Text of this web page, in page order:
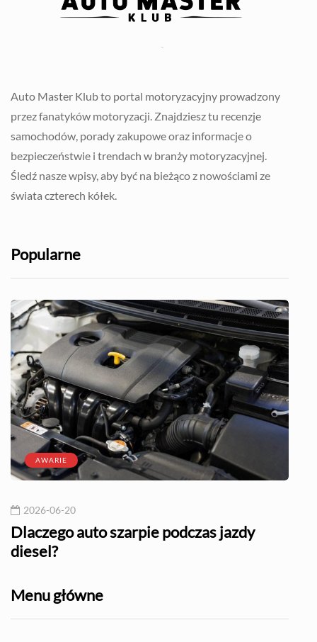
Auto Master Klub to portal motoryzacyjny prowadzony
przez fanatyków motoryzacji. Znajdziesz tu recenzje
samochodów, porady zakupowe oraz informacje o
bezpieczeństwie i trendach w branży motoryzacyjnej.
Śledź nasze wpisy, aby być na bieżąco z nowościami ze
świata czterech kółek.
Popularne
AWARIE
2026-06-20
Dlaczego auto szarpie podczas jazdy
diesel?
Menu główne